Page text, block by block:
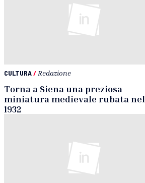
CULTURA/ Redazione
Torna a Siena una preziosa
miniatura medievale rubata nel
1932